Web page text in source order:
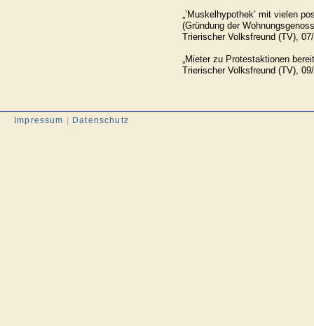
„’Muskelhypothek’ mit vielen
(Gründung der
Trierischer Volksfreund (TV),
„Mieter zu Protestaktionen
Trierischer Volksfreund (TV),
Impressum | Datenschutz